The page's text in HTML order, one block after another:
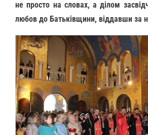
не просто на словах, а ділом
любов до Батьківщини, віддавши за